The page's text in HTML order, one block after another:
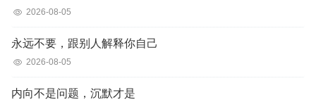
2026-08-05
永远不要，跟别人解释你自己
2026-08-05
内向不是问题，沉默才是